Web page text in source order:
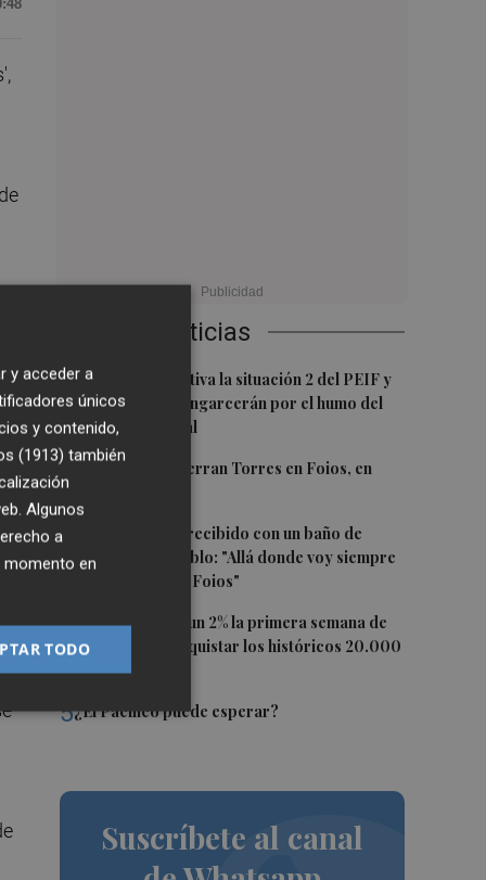
Últimas Noticias
1Emergencias activa la situación 2 del PEIF y
confina Sierra Engarcerán por el humo del
incendio forestal
2El homenaje a Ferran Torres en Foios, en
3
Ferran Torres, recibido con un baño de
masas en su pueblo: "Allá donde voy siempre
digo que soy de Foios"
4El Ibex 35 sube un 2% la primera semana de
agosto tras conquistar los históricos 20.000
puntos
5¿El Pacífico puede esperar?
Suscríbete al canal
y acceder a
únicos
y contenido,
(1913) también
Algunos
a
momento en
TODO